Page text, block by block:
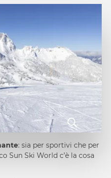
: sia per sportivi che per
Sun Ski World c’è la cosa